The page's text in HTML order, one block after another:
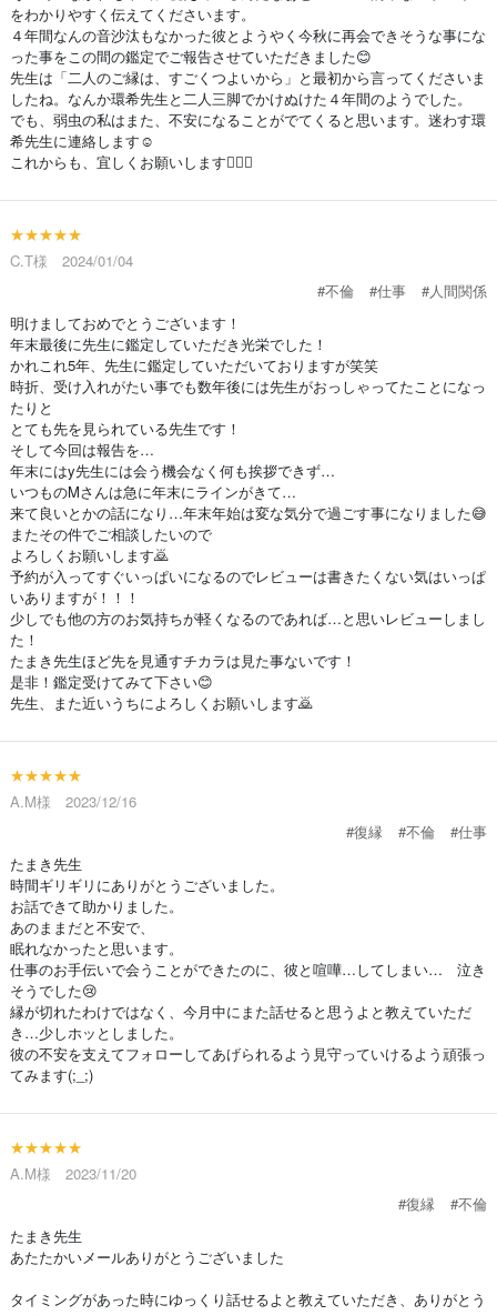
をわかりやすく伝えてくださいます。
４年間なんの音沙汰もなかった彼とようやく今秋に再会できそうな事にな
った事をこの間の鑑定でご報告させていただきました😊
先生は「二人のご縁は、すごくつよいから」と最初から言ってくださいま
したね。なんか環希先生と二人三脚でかけぬけた４年間のようでした。
でも、弱虫の私はまた、不安になることがでてくると思います。迷わす環
希先生に連絡します☺️
これからも、宜しくお願いします🙇‍♀️⤵️
★★★★★
C.T様 2024/01/04
#不倫
#仕事
#人間関係
明けましておめでとうございます！
年末最後に先生に鑑定していただき光栄でした！
かれこれ5年、先生に鑑定していただいておりますが笑笑
時折、受け入れがたい事でも数年後には先生がおっしゃってたことになっ
たりと
とても先を見られている先生です！
そして今回は報告を…
年末にはy先生には会う機会なく何も挨拶できず…
いつものMさんは急に年末にラインがきて…
来て良いとかの話になり…年末年始は変な気分で過ごす事になりました😅
またその件でご相談したいので
よろしくお願いします🙇
予約が入ってすぐいっぱいになるのでレビューは書きたくない気はいっぱ
いありますが！！！
少しでも他の方のお気持ちが軽くなるのであれば…と思いレビューしまし
た！
たまき先生ほど先を見通すチカラは見た事ないです！
是非！鑑定受けてみて下さい😊
先生、また近いうちによろしくお願いします🙇
★★★★★
A.M様 2023/12/16
#復縁
#不倫
#仕事
たまき先生
時間ギリギリにありがとうございました。
お話できて助かりました。
あのままだと不安で、
眠れなかったと思います。
仕事のお手伝いで会うことができたのに、彼と喧嘩…してしまい… 泣き
そうでした😢
縁が切れたわけではなく、今月中にまた話せると思うよと教えていただ
き…少しホッとしました。
彼の不安を支えてフォローしてあげられるよう見守っていけるよう頑張っ
てみます(;_;)
★★★★★
A.M様 2023/11/20
#復縁
#不倫
たまき先生
あたたかいメールありがとうございました
タイミングがあった時にゆっくり話せるよと教えていただき、ありがとう